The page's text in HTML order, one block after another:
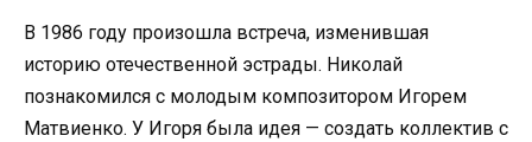
В 1986 году произошла встреча, изменившая
историю отечественной эстрады. Николай
познакомился с молодым композитором Игорем
Матвиенко. У Игоря была идея — создать коллектив с